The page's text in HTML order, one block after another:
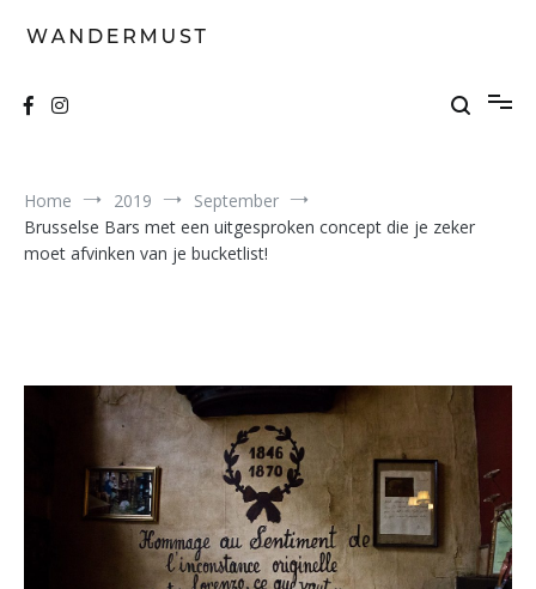
Home 2019
September
Brusselse Bars met een uitgesproken concept die je zeker
moet afvinken van je bucketlist!